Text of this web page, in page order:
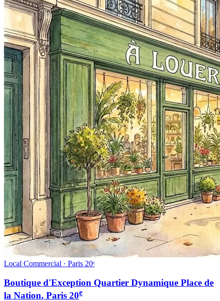
Local Commercial · Paris 20ᵉ
Boutique d'Exception Quartier Dynamique Place de
la Nation, Paris 20e